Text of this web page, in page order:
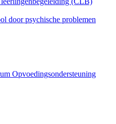
door psychische problemen
Opvoedingsondersteuning